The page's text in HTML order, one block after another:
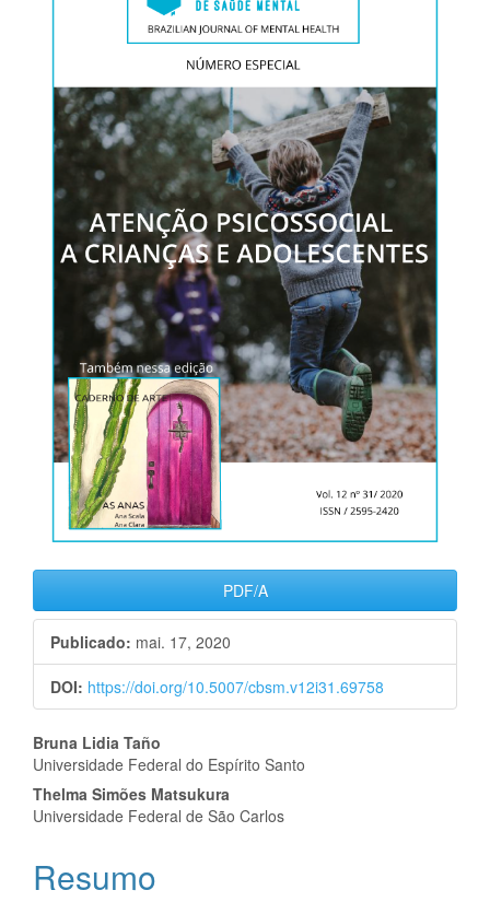
artigos
PDF/A
Publicado: mai. 17, 2020
DOI: https://doi.org/10.5007/cbsm.v12i31.69758
Conteúdo
do
artigo
principal
Bruna Lidia Taño
Universidade Federal do Espírito Santo
Thelma Simões Matsukura
Universidade Federal de São Carlos
Resumo